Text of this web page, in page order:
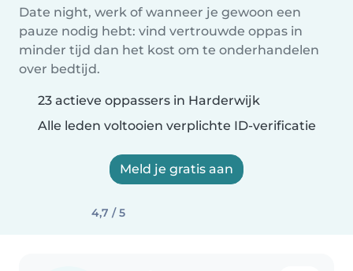
Date night, werk of wanneer je gewoon een
pauze nodig hebt: vind vertrouwde oppas in
minder tijd dan het kost om te onderhandelen
over bedtijd.
23 actieve oppassers in Harderwijk
Alle leden voltooien verplichte ID-verificatie
Meld je gratis aan
4,7 / 5